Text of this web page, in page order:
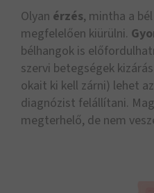
Olyan érzés, mintha a
megfelelően kiürülni.
bélhangok is
szervi betegségek
okait ki kell zárni) lehet
diagnózist felállítani.
megterhelő, de nem